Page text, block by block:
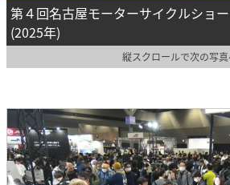
第４回名古屋モーターサイクルショ
(2025年)
縦スクロールで次の写